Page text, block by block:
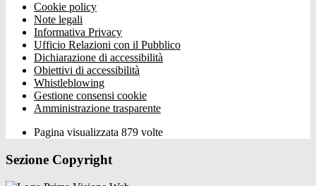
Cookie policy
Note legali
Informativa Privacy
Ufficio Relazioni con il Pubblico
Dichiarazione di accessibilità
Obiettivi di accessibilità
Whistleblowing
Gestione consensi cookie
Amministrazione trasparente
Pagina visualizzata 879 volte
Sezione Copyright